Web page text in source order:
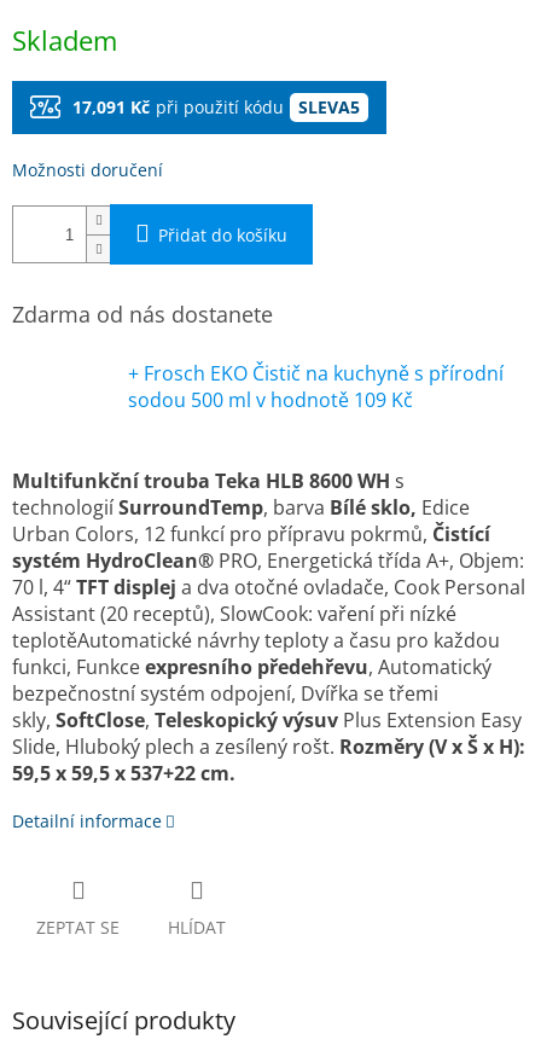
cena:
Skladem
17,091 Kč při použití kódu SLEVA5
Možnosti doručení
Přidat do košíku
Zdarma od nás dostanete
+ Frosch EKO Čistič na kuchyně s přírodní
sodou 500 ml v hodnotě 109 Kč
Multifunkční trouba Teka HLB 8600 WH s
technologiíSurroundTemp, barva Bílé sklo, Edice
Urban Colors, 12 funkcí pro přípravu pokrmů, Čistící
systém HydroClean® PRO, Energetická třída A+, Objem:
70 l, 4“TFT displej a dva otočné ovladače, Cook Personal
Assistant (20 receptů), SlowCook: vaření při nízké
teplotěAutomatické návrhy teploty a času pro každou
funkci, Funkceexpresního předehřevu, Automatický
bezpečnostní systém odpojení, Dvířka se třemi
skly, SoftClose, Teleskopický výsuv Plus Extension Easy
Slide, Hluboký plech a zesílený rošt. Rozměry (V x Š x H):
59,5 x 59,5 x 537+22 cm.
Detailní informace
ZEPTAT SE HLÍDAT
Související produkty